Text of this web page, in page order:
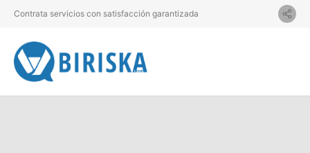
Contrata servicios con satisfacción garantizada